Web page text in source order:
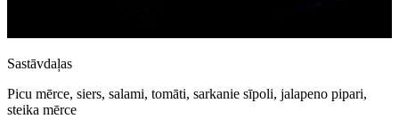
Sastāvdaļas
Picu mērce, siers, salami, tomāti, sarkanie sīpoli, jalapeno pipari,
steika mērce